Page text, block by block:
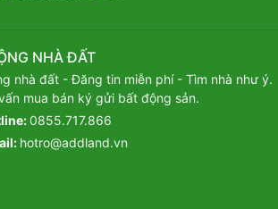
NHÀ ĐẤT
nhà đất - Đăng tin miễn phí - Tìm nhà như ý.
mua bán ký gửi bất động sản.
0855.717.866
hotro@addland.vn